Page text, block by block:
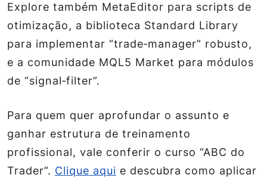
Explore também MetaEditor para scripts de
otimização, a biblioteca Standard Library
para implementar “trade‑manager” robusto,
e a comunidade MQL5 Market para módulos
de “signal‑filter”.
Para quem quer aprofundar o assunto e
ganhar estrutura de treinamento
profissional, vale conferir o curso “ABC do
Trader”. Clique aqui e descubra como aplicar